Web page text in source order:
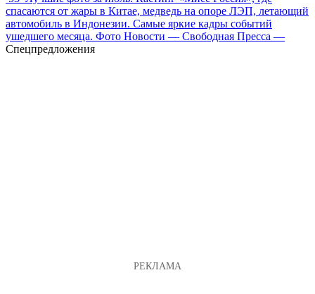
спасаются от жары в Китае, медведь на опоре ЛЭП, летающий
автомобиль в Индонезии. Самые яркие кадры событий
ушедшего месяца. Фото Новости — Свободная Пресса —
Спецпредложения